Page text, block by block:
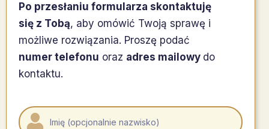
Po przesłaniu formularza skontaktuję
się z Tobą, aby omówić Twoją sprawę i
możliwe rozwiązania. Proszę podać
numer telefonu oraz adres mailowy do
kontaktu.